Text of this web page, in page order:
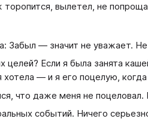
вылетел, не
Забыл — значит не уважает.
Если я была занята
хотела — и я его поцелую,
что даже меня не
событий. Ничего